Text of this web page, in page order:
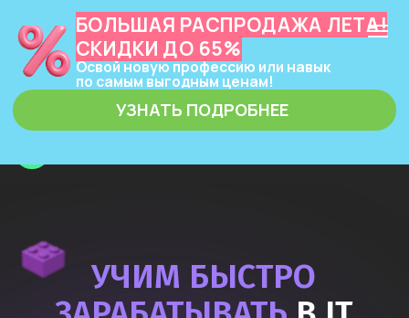
ЗЕРОКОДЕР
БОЛЬШАЯ РАСПРОДАЖА ЛЕТА!
СКИДКИ ДО 65%
Освой новую профессию или навык
по самым выгодным ценам!
УЗНАТЬ ПОДРОБНЕЕ
НА ЗЕРОКОДИНГЕ,
НЕЙРОСЕТЯХ
И ПРОГРАММИРОВАНИИ